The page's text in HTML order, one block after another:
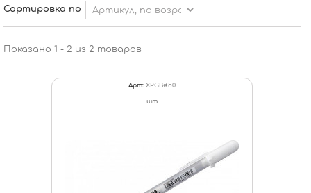
Сортировка по
Показано 1 - 2 из 2 товаров
Арт: XPGB#50
шт